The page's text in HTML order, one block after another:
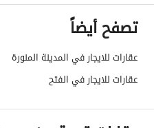
المساحة
خدمات العقار
تصفح أيضاً
عقارات للايجار في المدينة المنورة
عقارات للايجار في الفتح